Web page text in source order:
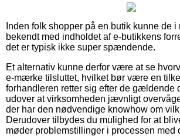
Inden folk shopper på en butik kunne de
bekendt med indholdet af e-butikkens
det er typisk ikke super spændende.
Et alternativ kunne derfor være at se
e-mærke tilsluttet, hvilket bør være en
forhandleren retter sig efter de gældende
udover at virksomheden jævnligt
der har den nødvendige knowhow om
Derudover tilbydes du mulighed for at
møder problemstillinger i processen med